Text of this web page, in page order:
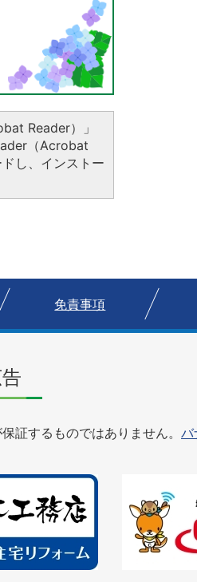
Reader）」
（Acrobat
し、インストー
免責事項
証するものではありません。 バ
枚
目